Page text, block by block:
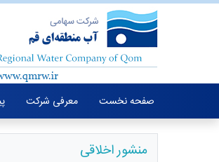
صفحه نخست معرفی شرکت
منشور اخلاقی